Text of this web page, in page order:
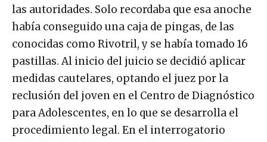
las autoridades. Solo recordaba que esa anoche
había conseguido una caja de pingas, de las
conocidas como Rivotril, y se había tomado 16
pastillas. Al inicio del juicio se decidió aplicar
medidas cautelares, optando el juez por la
reclusión del joven en el Centro de Diagnóstico
para Adolescentes, en lo que se desarrolla el
procedimiento legal. En el interrogatorio